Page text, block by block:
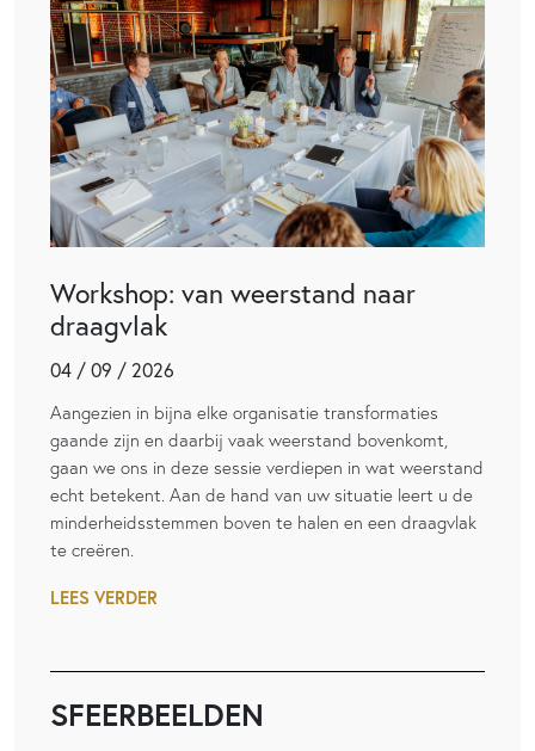
Workshop: van weerstand naar
draagvlak
04 / 09 / 2026
Aangezien in bijna elke organisatie transformaties
gaande zijn en daarbij vaak weerstand bovenkomt,
gaan we ons in deze sessie verdiepen in wat weerstand
echt betekent. Aan de hand van uw situatie leert u de
minderheidsstemmen boven te halen en een draagvlak
te creëren.
LEES VERDER
SFEERBEELDEN